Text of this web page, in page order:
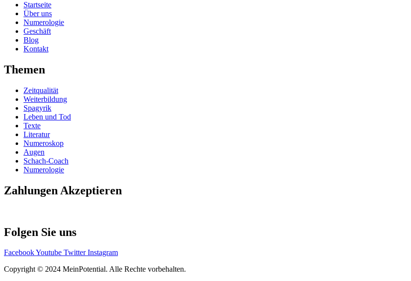
Startseite
Über uns
Numerologie
Geschäft
Blog
Kontakt
Themen
Zeitqualität
Weiterbildung
Spagyrik
Leben und Tod
Texte
Literatur
Numeroskop
Augen
Schach-Coach
Numerologie
Zahlungen Akzeptieren
Folgen Sie uns
FacebookYoutube Twitter Instagram
Copyright © 2024 MeinPotential. Alle Rechte vorbehalten.